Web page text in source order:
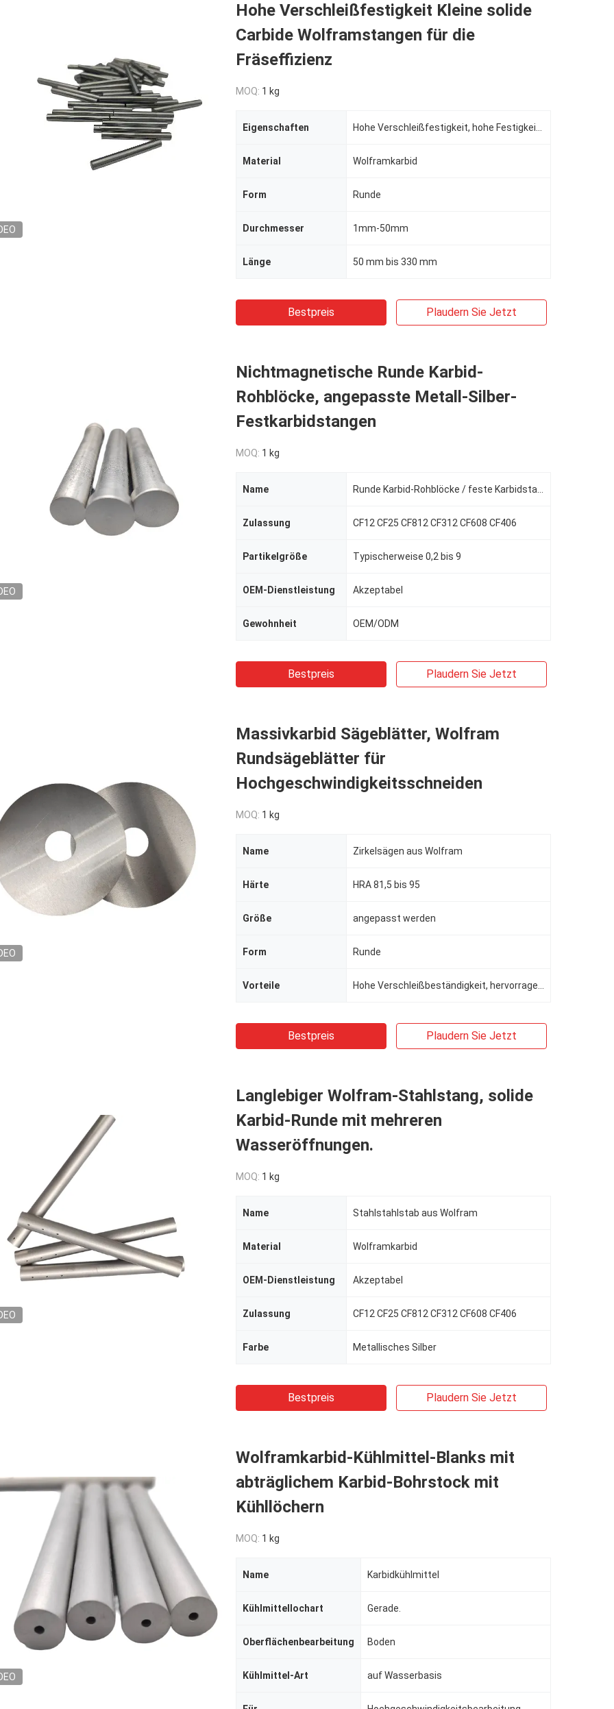
Hohe Verschleißfestigkeit Kleine solide
Carbide Wolframstangen für die
Fräseffizienz
MOQ: 1 kg
Eigenschaften
Material Wolframkarbid
Form Runde
Durchmesser 1mm-50mm
Länge 50 mm bis 330 mm
Bestpreis Plaudern Sie Jetzt
Nichtmagnetische Runde Karbid-
Rohblöcke, angepasste Metall-Silber-
Festkarbidstangen
MOQ: 1 kg
Name
Zulassung CF12 CF25 CF812 CF312 CF608 CF406
Partikelgröße Typischerweise 0,2 bis 9
OEM-Dienstleistung Akzeptabel
Gewohnheit OEM/ODM
Bestpreis Plaudern Sie Jetzt
Massivkarbid Sägeblätter, Wolfram
Rundsägeblätter für
Hochgeschwindigkeitsschneiden
MOQ: 1 kg
Name Zirkelsägen aus Wolfram
Härte HRA 81,5 bis 95
Größe angepasst werden
Form Runde
Vorteile
Bestpreis Plaudern Sie Jetzt
Langlebiger Wolfram-Stahlstang, solide
Karbid-Runde mit mehreren
Wasseröffnungen.
MOQ: 1 kg
Name Stahlstahlstab aus Wolfram
Material Wolframkarbid
OEM-Dienstleistung Akzeptabel
Zulassung CF12 CF25 CF812 CF312 CF608 CF406
Farbe Metallisches Silber
Bestpreis Plaudern Sie Jetzt
Wolframkarbid-Kühlmittel-Blanks mit
abträglichem Karbid-Bohrstock mit
Kühllöchern
MOQ: 1 kg
Name Karbidkühlmittel
Kühlmittellochart Gerade.
Oberflächenbearbeitung Boden
Kühlmittel-Art auf Wasserbasis